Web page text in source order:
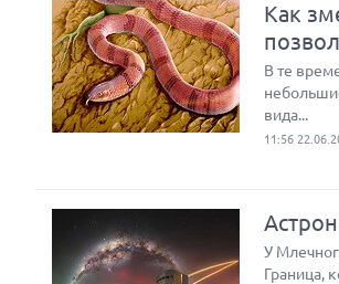
Как
В те
вида...
11:56
У
Граница,